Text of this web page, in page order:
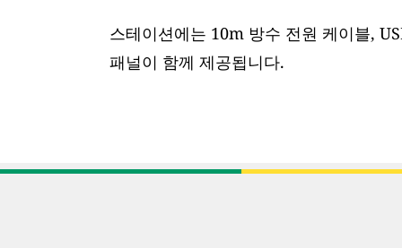
스테이션에는 10m 방수 전원 케이블,
패널이 함께 제공됩니다.